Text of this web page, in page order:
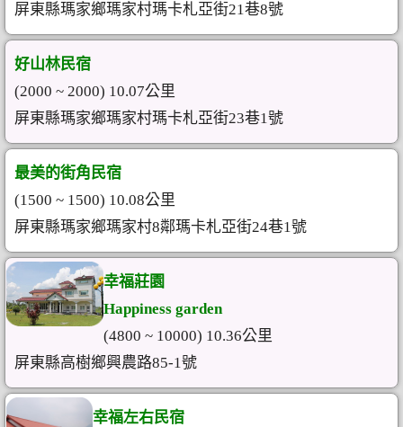
屏東縣瑪家鄉瑪家村瑪卡札亞街21巷8號
好山林民宿
(2000 ~ 2000) 10.07公里
屏東縣瑪家鄉瑪家村瑪卡札亞街23巷1號
最美的街角民宿
(1500 ~ 1500) 10.08公里
屏東縣瑪家鄉瑪家村8鄰瑪卡札亞街24巷1號
幸福莊園
Happiness garden
(4800 ~ 10000) 10.36公里
屏東縣高樹鄉興農路85-1號
幸福左右民宿